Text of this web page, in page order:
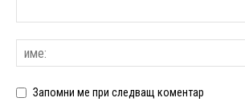
Запомни ме при следващ коментар